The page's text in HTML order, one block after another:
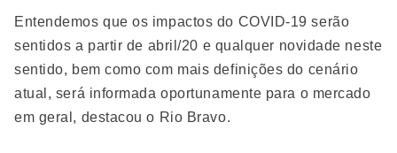
Entendemos que os impactos do COVID-19 serão
sentidos a partir de abril/20 e qualquer novidade neste
sentido, bem como com mais definições do cenário
atual, será informada oportunamente para o mercado
em geral, destacou o Rio Bravo.